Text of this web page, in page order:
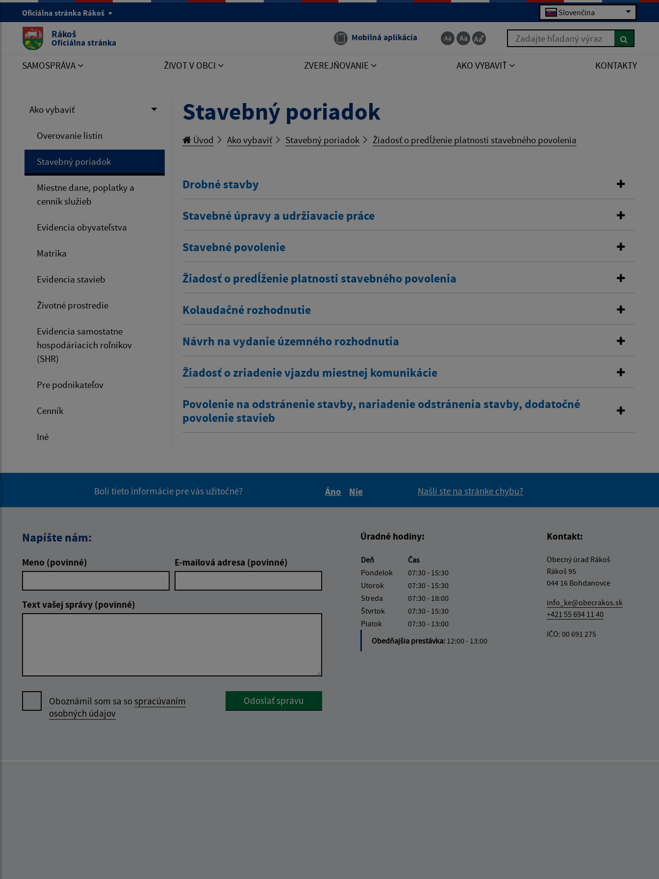
Oficiálna stránka Rákoš Slovenčina
Rákoš
Oficiálna stránka Mobilná aplikácia Zadajte hľadaný výraz
SAMOSPRÁVA ŽIVOT V OBCI ZVEREJŇOVANIE AKO VYBAVIŤ KONTAKTY
Ako vybaviť
Overovanie listín
Stavebný poriadok
Miestne dane, poplatky a
cenník služieb
Evidencia obyvateľstva
Matrika
Evidencia stavieb
Životné prostredie
Evidencia samostatne
hospodáriacich roľníkov
(SHR)
Pre podnikateľov
Cenník
Iné
Stavebný poriadok
Úvod Ako vybaviť Stavebný poriadok Žiadosť o predĺženie platnosti stavebného povolenia
Drobné stavby
Stavebné úpravy a udržiavacie práce
Stavebné povolenie
Žiadosť o predĺženie platnosti stavebného povolenia
Kolaudačné rozhodnutie
Návrh na vydanie územného rozhodnutia
Žiadosť o zriadenie vjazdu miestnej komunikácie
Povolenie na odstránenie stavby, nariadenie odstránenia stavby, dodatočné
povolenie stavieb
Boli tieto informácie pre vás užitočné?
Áno
Nie
Našli ste na stránke chybu?
Napíšte nám:
Meno (povinné) E-mailová adresa (povinné)
Text vašej správy (povinné)
Oboznámil som sa sospracúvaním
osobných údajov
Google reCaptcha Response
Odoslať správu
Úradné hodiny:
Deň
Čas
Pondelok
07:30 - 15:30
Utorok
07:30 - 15:30
Streda
07:30 - 18:00
Štvrtok
07:30 - 15:30
Piatok
07:30 - 13:00
Obedňajšia prestávka: 12:00 - 13:00
Kontakt:
Obecný úrad Rákoš
Rákoš 95
044 16 Bohdanovce
info_ke@obecrakos.sk
+421 55 694 11 40
IČO: 00 691 275